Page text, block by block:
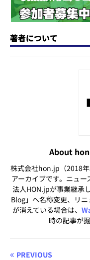
著者について
About
株式会社hon.jp（2018
アーカイブです。ニュ
法人HON.jpが事業継承
Blog」へ名称変更、リ
が消えている場合は、
時の記事が
PREVIOUS